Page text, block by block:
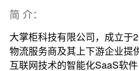
简 介：
大掌柜科技有限公司，成立于
物流服务商及其上下游企业提
互联网技术的智能化SaaS软